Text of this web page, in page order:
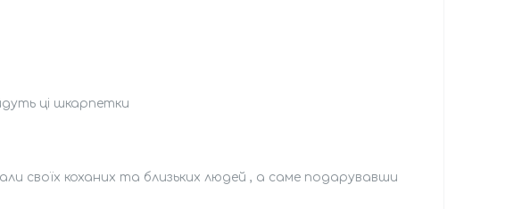
ці шкарпетки
своїх коханих та близьких людей , а саме подарувавши